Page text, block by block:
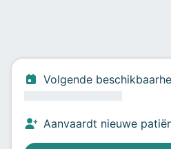
Volgende
Aanvaardt nieuwe